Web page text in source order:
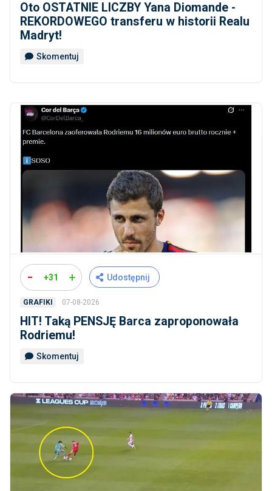
Oto OSTATNIE LICZBY Yana Diomande -
REKORDOWEGO transferu w historii Realu
Madryt!
Skomentuj
- +31 + Udostępnij
GRAFIKI 07-08-2026
HIT! Taką PENSJĘ Barca zaproponowała
Rodriemu!
Skomentuj